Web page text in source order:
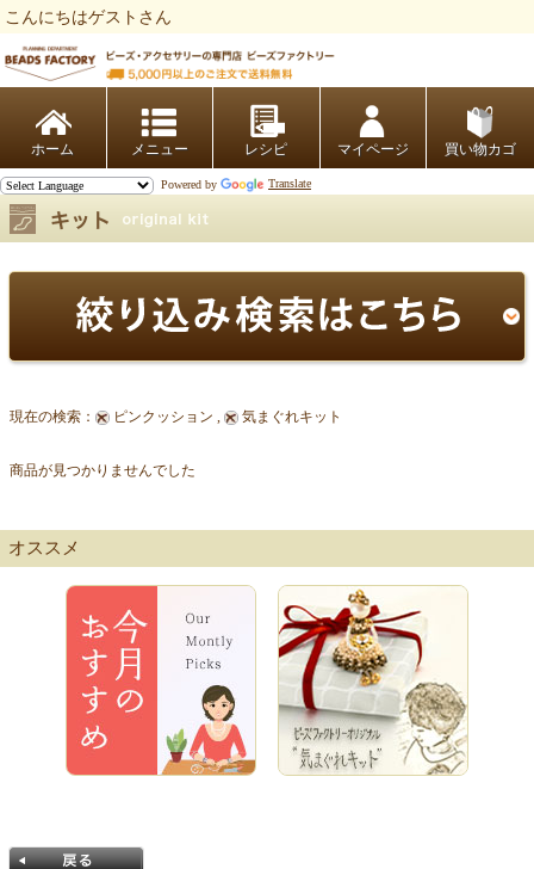
こんにちはゲストさん
ホーム レシピ マイページ 買い物カゴ
Powered by Translate
【キット商品一覧】
現在の検索： ピンクッション , 気まぐれキット
商品が見つかりませんでした
オススメ